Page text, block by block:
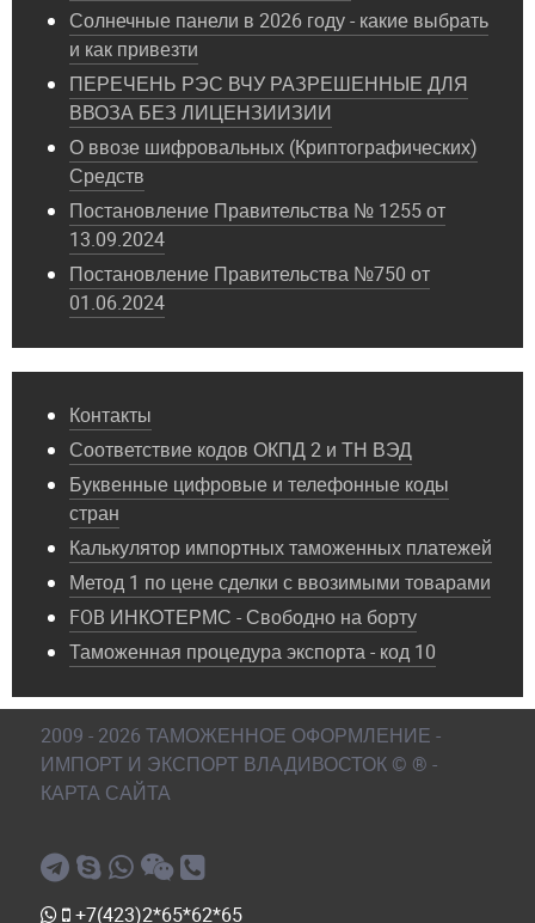
Солнечные панели в 2026 году - какие выбрать
и как привезти
ПЕРЕЧЕНЬ РЭС ВЧУ РАЗРЕШЕННЫЕ ДЛЯ
ВВОЗА БЕЗ ЛИЦЕНЗИИЗИИ
О ввозе шифровальных (Криптографических)
Средств
Постановление Правительства № 1255 от
13.09.2024
Постановление Правительства №750 от
01.06.2024
Контакты
Соответствие кодов ОКПД 2 и ТН ВЭД
Буквенные цифровые и телефонные коды
стран
Калькулятор импортных таможенных платежей
Метод 1 по цене сделки с ввозимыми товарами
FOB ИНКОТЕРМС - Свободно на борту
Таможенная процедура экспорта - код 10
2009 - 2026 ТАМОЖЕННОЕ ОФОРМЛЕНИЕ -
ИМПОРТ И ЭКСПОРТ ВЛАДИВОСТОК © ® -
КАРТА САЙТА
+7(423)2*65*62*65